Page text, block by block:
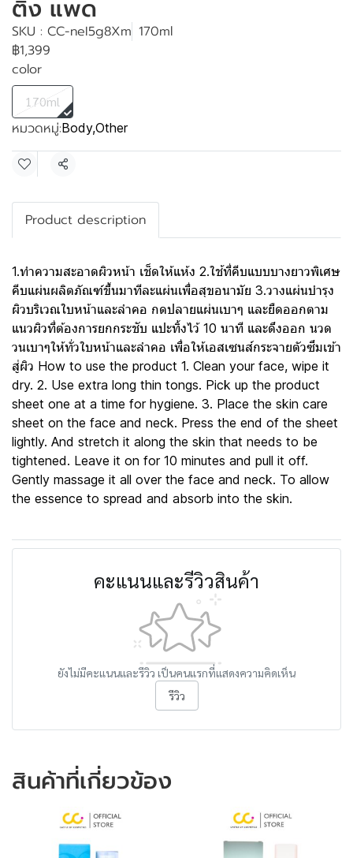
ติ้ง แพด
SKU : CC-neI5g8Xm 170ml
฿1,399
color
170ml
หมวดหมู่:Body,Other
แชร์
Product description
1.ทำความสะอาดผิวหน้า เช็ดให้แห้ง 2.ใช้ที่คีบแบบบางยาวพิเศษ
คีบแผ่นผลิตภัณฑ์ขึ้นมาทีละแผ่นเพื่อสุขอนามัย 3.วางแผ่นบำรุง
ผิวบริเวณใบหน้าและลำคอ กดปลายแผ่นเบาๆ และยืดออกตาม
แนวผิวที่ต้องการยกกระชับ แปะทิ้งไว้ 10 นาที และดึงออก นวด
วนเบาๆให้ทั่วใบหน้าและลำคอ เพื่อให้เอสเซนส์กระจายตัวซึมเข้า
สู่ผิว How to use the product 1. Clean your face, wipe it
dry. 2. Use extra long thin tongs. Pick up the product
sheet one at a time for hygiene. 3. Place the skin care
sheet on the face and neck. Press the end of the sheet
lightly. And stretch it along the skin that needs to be
tightened. Leave it on for 10 minutes and pull it off.
Gently massage it all over the face and neck. To allow
the essence to spread and absorb into the skin.
คะแนนและรีวิวสินค้า
ยังไม่มีคะแนนและรีวิว เป็นคนแรกที่แสดงความคิดเห็น
รีวิว
สินค้าที่เกี่ยวข้อง